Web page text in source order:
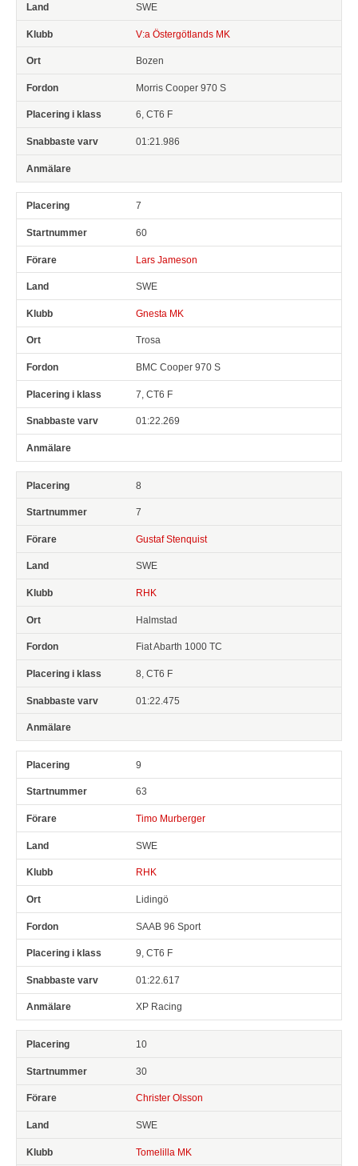
SWE
V:a Östergötlands MK
Bozen
Morris Cooper 970 S
6, CT6 F
01:21.986
7
60
Lars Jameson
SWE
Gnesta MK
Trosa
BMC Cooper 970 S
7, CT6 F
01:22.269
8
7
Gustaf Stenquist
SWE
RHK
Halmstad
Fiat Abarth 1000 TC
8, CT6 F
01:22.475
9
63
Timo Murberger
SWE
RHK
Lidingö
SAAB 96 Sport
9, CT6 F
01:22.617
XP Racing
10
30
Christer Olsson
SWE
Tomelilla MK